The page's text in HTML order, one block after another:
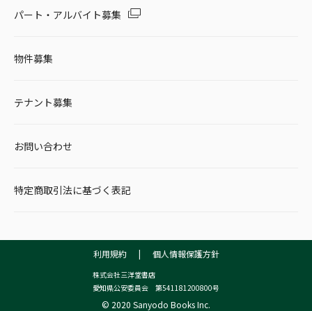
パート・アルバイト募集
物件募集
テナント募集
お問い合わせ
特定商取引法に基づく表記
利用規約 | 個人情報保護方針
株式会社三洋堂書店
愛知県公安委員会 第541181200800号
© 2020 Sanyodo Books Inc.